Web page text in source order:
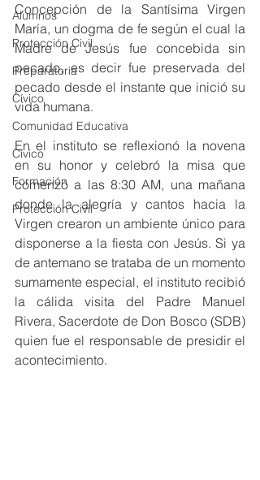
Alumnos
Protección Civil
Preparatoria
Cívico
Comunidad Educativa
Cívico
Formación
Protección Civil
Concepción de la Santísima Virgen
María, un dogma de fe según el cual la
Madre de Jesús fue concebida sin
pecado, es decir fue preservada del
pecado desde el instante que inició su
vida humana.
En el instituto se reflexionó la novena
en su honor y celebró la misa que
comenzó a las 8:30 AM, una mañana
donde la alegría y cantos hacia la
Virgen crearon un ambiente único para
disponerse a la fiesta con Jesús. Si ya
de antemano se trataba de un momento
sumamente especial, el instituto recibió
la cálida visita del Padre Manuel
Rivera, Sacerdote de Don Bosco (SDB)
quien fue el responsable de presidir el
acontecimiento.